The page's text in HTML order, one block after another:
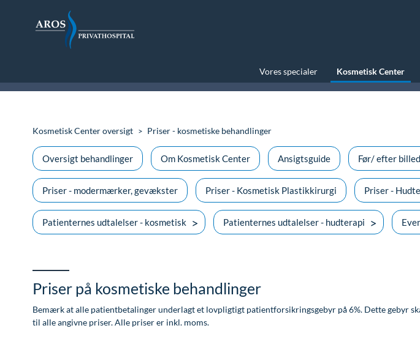
Vores specialer Kosmetisk Center
Kosmetisk Center oversigt Priser - kosmetiske behandlinger
Oversigt behandlinger Om Kosmetisk Center Ansigtsguide Før/ efter
Priser - modermærker, gevækster Priser - Kosmetisk Plastikkirurgi Priser -
Patienternes udtalelser - kosmetisk Patienternes udtalelser - hudterapi
Priser på kosmetiske behandlinger
Bemærk at alle patientbetalinger underlagt et lovpligtigt patientforsikringsgebyr på 6%. Dette gebyr
til alle angivne priser. Alle priser er inkl. moms.